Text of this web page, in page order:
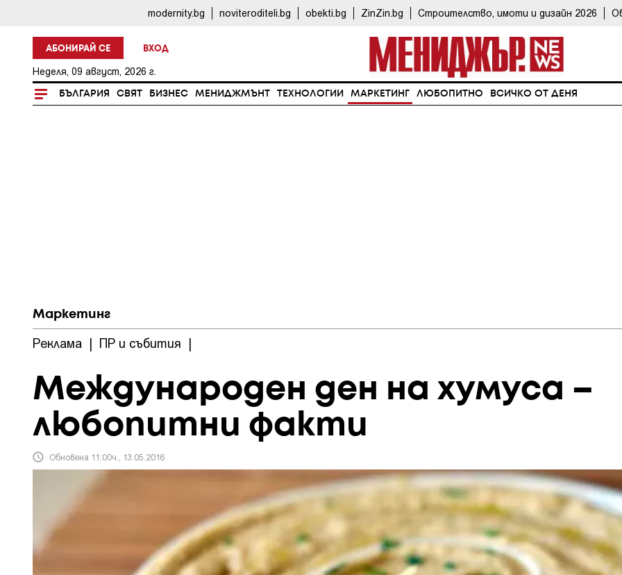
modernity.bg noviteroditeli.bg obekti.bg ZinZin.bg Строителство, имоти и дизайн 2026
АБОНИРАЙ СЕ ВХОД
Неделя, 09 август, 2026 г.
БЪЛГАРИЯ СВЯТ БИЗНЕС МЕНИДЖМЪНТ ТЕХНОЛОГИИ МАРКЕТИНГ ЛЮБОПИТНО ВСИЧКО ОТ ДЕНЯ
Маркетинг
Реклама | ПР и събития |
Международен ден на хумуса –
любопитни факти
Обновена 11:00ч., 13.05.2016